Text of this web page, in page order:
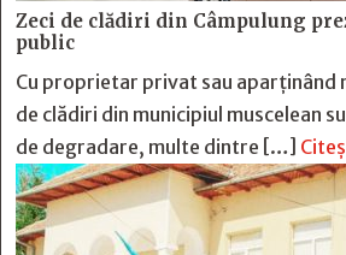
Zeci de clădiri din Câmpulung
public
Cu proprietar privat sau aparținând
de clădiri din municipiul muscelean
de degradare, multe dintre […]